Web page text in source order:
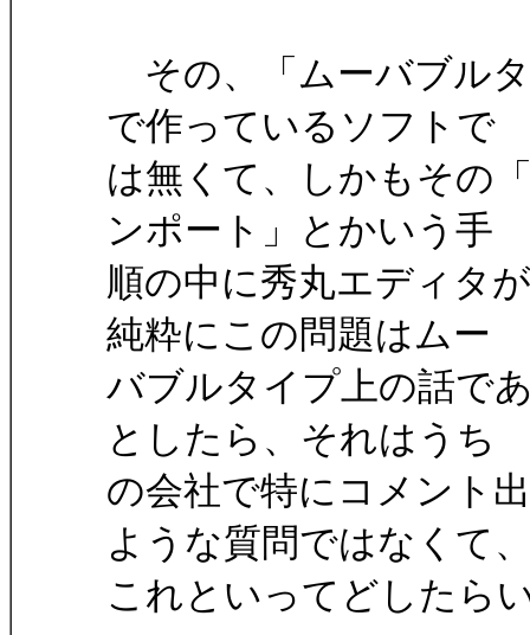
その、「ムーバブル
で作っているソフトで
は無くて、しかもその
ンポート」とかいう手
順の中に秀丸エディタ
純粋にこの問題はムー
バブルタイプ上の話で
としたら、それはうち
の会社で特にコメント
ような質問ではなくて
これといってどしたら